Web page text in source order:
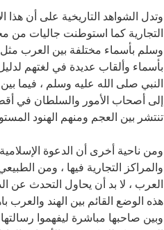
وتدل الشواهد التاريخية على أن
التجارية كما استوطنت جاليات من
وسلم بأسماء مختلفة بين العرب مثل
بأسماء وألقاب عديدة في لغتهم
النبي صلى الله عليه وسلم ، فيما
إلى أصحاب الأمور والسلطان في
تنتشر بين العجم ومنهم الهنود
ومن ناحية أخرى أن الدعوة
والمراكز التجارية فيها ، ومن
العرب ، لا بد أن يحاول التحدث عن
هذه الوضع القائم بين الهند والعرب
وبين صاحبها مباشرة ليفهموا